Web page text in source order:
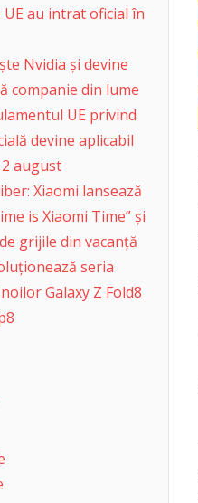
au intrat oficial în
Nvidia și devine
companie din lume
UE privind
devine aplicabil
august
Xiaomi lansează
is Xiaomi Time” și
grijile din vacanță
seria
Galaxy Z Fold8